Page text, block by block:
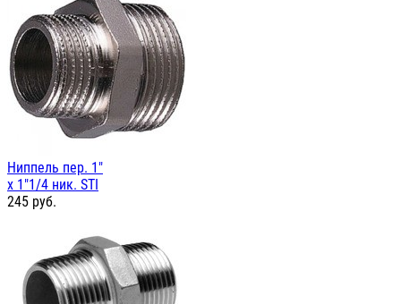
Ниппель пер. 1"
х 1"1/4 ник. STI
245 руб.